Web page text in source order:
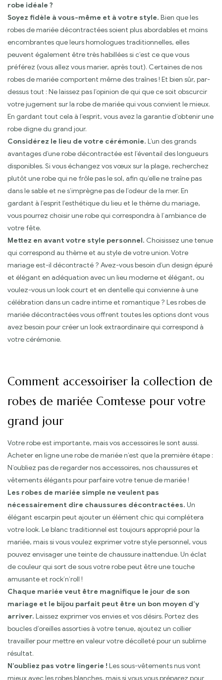
robe idéale ?
Soyez fidèle à vous-même et à votre style. Bien que les
robes de mariée décontractées soient plus abordables et moins
encombrantes que leurs homologues traditionnelles, elles
peuvent également être très habillées si c’est ce que vous
préférez (vous allez vous marier, après tout). Certaines de nos
robes de mariée comportent même des traînes ! Et bien sûr, par-
dessus tout : Ne laissez pas l’opinion de qui que ce soit obscurcir
votre jugement sur la robe de mariée qui vous convient le mieux.
En gardant tout cela à l’esprit, vous avez la garantie d’obtenir une
robe digne du grand jour.
Considérez le lieu de votre cérémonie. L’un des grands
avantages d’une robe décontractée est l’éventail des longueurs
disponibles. Si vous échangez vos vœux sur la plage, recherchez
plutôt une robe qui ne frôle pas le sol, afin qu’elle ne traîne pas
dans le sable et ne s’imprègne pas de l’odeur de la mer. En
gardant à l’esprit l’esthétique du lieu et le thème du mariage,
vous pourrez choisir une robe qui correspondra à l’ambiance de
votre fête.
Mettez en avant votre style personnel. Choisissez une tenue
qui correspond au thème et au style de votre union. Votre
mariage est-il décontracté ? Avez-vous besoin d’un design épuré
et élégant en adéquation avec un lieu moderne et élégant, ou
voulez-vous un look court et en dentelle qui convienne à une
célébration dans un cadre intime et romantique ? Les robes de
mariée décontractées vous offrent toutes les options dont vous
avez besoin pour créer un look extraordinaire qui correspond à
votre cérémonie.
Comment accessoiriser la collection de
robes de mariée Comtesse pour votre
grand jour
Votre robe est importante, mais vos accessoires le sont aussi.
Acheter en ligne une robe de mariée n’est que la première étape :
N’oubliez pas de regarder nos accessoires, nos chaussures et
vêtements élégants pour parfaire votre tenue de mariée !
Les robes de mariée simple ne veulent pas
nécessairement dire chaussures décontractées. Un
élégant escarpin peut ajouter un élément chic qui complétera
votre look. Le blanc traditionnel est toujours approprié pour la
mariée, mais si vous voulez exprimer votre style personnel, vous
pouvez envisager une teinte de chaussure inattendue. Un éclat
de couleur qui sort de sous votre robe peut être une touche
amusante et rock’n’roll !
Chaque mariée veut être magnifique le jour de son
mariage et le bijou parfait peut être un bon moyen d’y
arriver. Laissez exprimer vos envies et vos désirs. Portez des
boucles d’oreilles assorties à votre tenue, ajoutez un collier
travailler pour mettre en valeur votre décolleté pour un sublime
résultat.
N’oubliez pas votre lingerie ! Les sous-vêtements nus vont
mieux avec les robes blanches, mais si vous vous préparez pour